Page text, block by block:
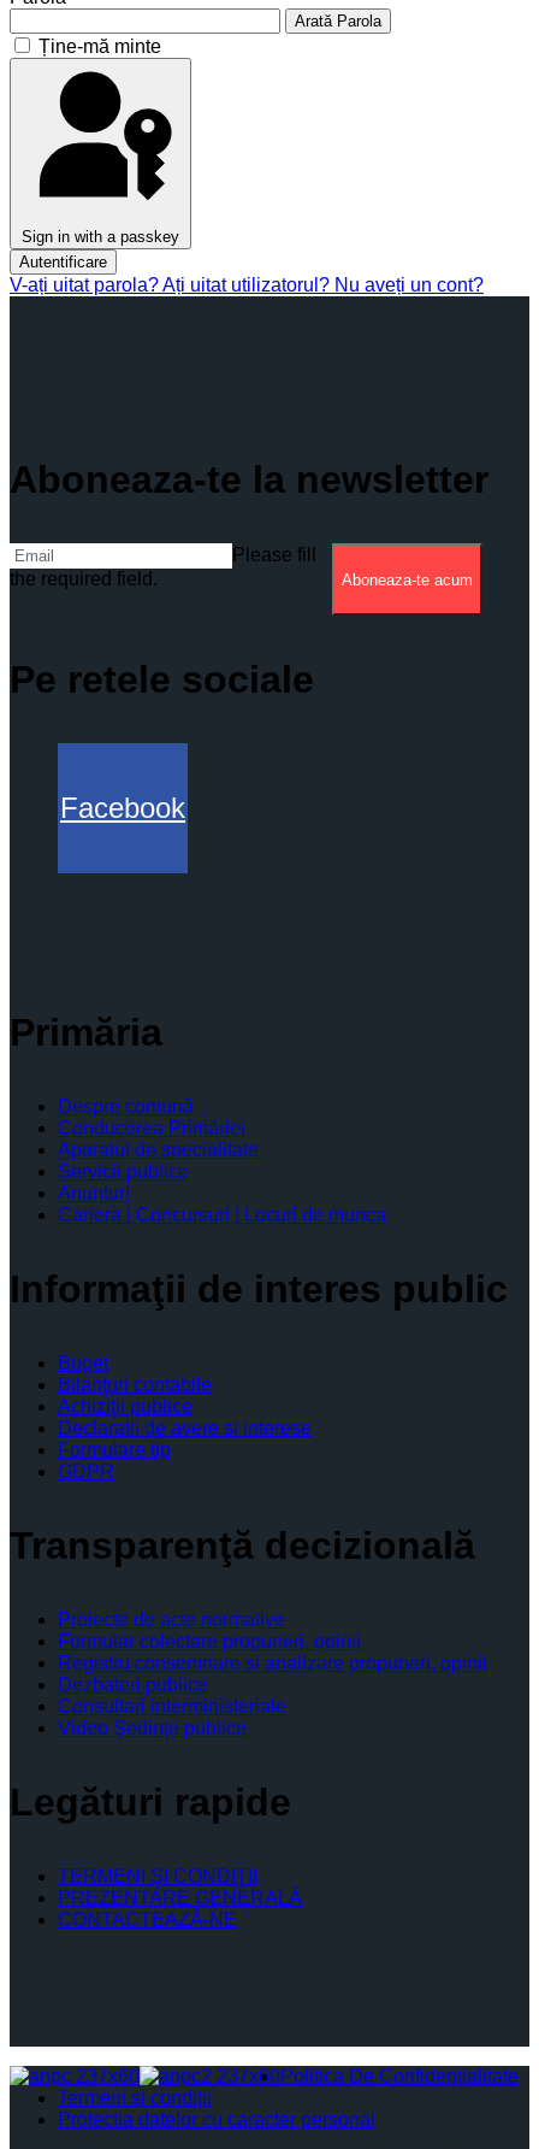
Arată Parola
Ține-mă minte
Sign in with a passkey
Autentificare
V-ați uitat parola?Ați uitat utilizatorul? Nu aveți un cont?
Aboneaza-te la newsletter
Please fill
the required field.
Aboneaza-te acum
Pe retele sociale
Facebook
Primăria
Despre comună
Conducerea Primăriei
Aparatul de specialitate
Servicii publice
Anunturi
Cariera | Concursuri | Locuri de munca
Informaţii de interes public
Buget
Bilanţuri contabile
Achiziţii publice
Declaratii de avere si interese
Formulare tip
GDPR
Transparenţă decizională
Proiecte de acte normative
Formular colectare propuneri, opinii
Registru consemnare si analizare propuneri, opinii
Dezbateri publice
Consultari interministeriale
Video Şedinţe publice
Legături rapide
TERMENI ŞI CONDIŢII
PREZENTARE GENERALĂ
CONTACTEAZĂ-NE
Politica De Confidențialitate
Termeni și condiții
Protectia datelor cu caracter personal